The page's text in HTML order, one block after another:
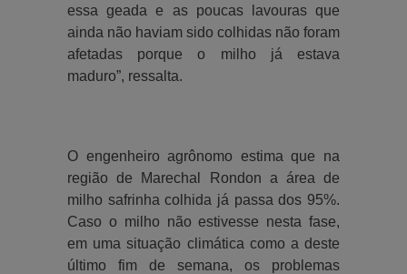
essa geada e as poucas lavouras que
ainda não haviam sido colhidas não foram
afetadas porque o milho já estava
maduro”, ressalta.
O engenheiro agrônomo estima que na
região de Marechal Rondon a área de
milho safrinha colhida já passa dos 95%.
Caso o milho não estivesse nesta fase,
em uma situação climática como a deste
último fim de semana, os problemas